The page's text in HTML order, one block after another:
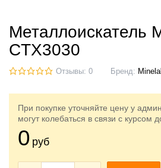
Металлоискатель
CTX3030
Отзывы: 0 Бренд:
При покупке уточняйте цену у
могут колебаться в связи с курсом
0 руб